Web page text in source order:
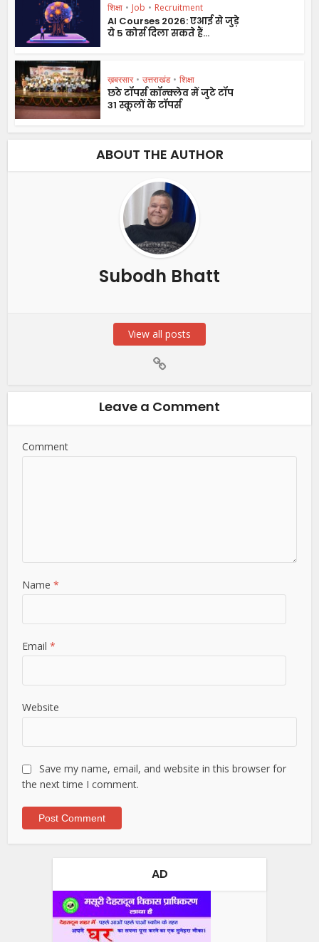
शिक्षा • Job • Recruitment
AI Courses 2026: एआई से जुड़े
ये 5 कोर्स दिला सकते हैं...
ख़बरसार • उत्तराखंड • शिक्षा
छठे टॉपर्स कॉन्क्लेव में जुटे टॉप
31 स्कूलों के टॉपर्स
ABOUT THE AUTHOR
Subodh Bhatt
View all posts
Leave a Comment
Comment
Name*
Email*
Website
Save my name, email, and website in this browser for
the next time I comment.
AD